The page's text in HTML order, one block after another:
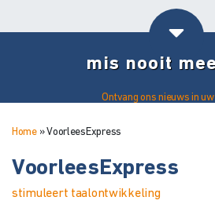
mis nooit
Ontvang ons nieuws in
Home»VoorleesExpress
VoorleesExpress
stimuleert taalontwikkeling